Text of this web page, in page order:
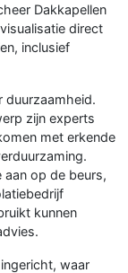
Dakkapellen
direct
inclusief
duurzaamheid.
zijn experts
met erkende
aan op de beurs,
kunnen
waar